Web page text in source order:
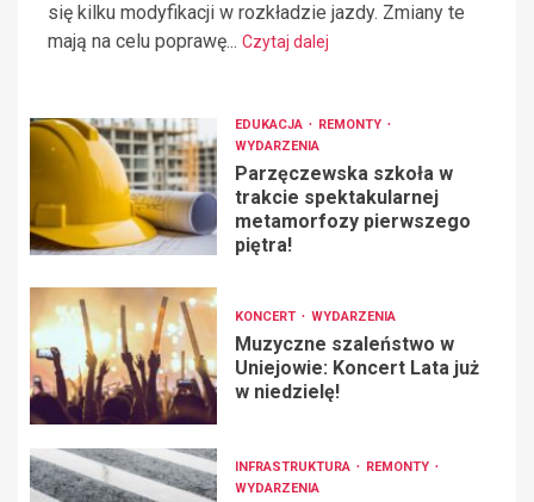
się kilku modyfikacji w rozkładzie jazdy. Zmiany te
mają na celu poprawę... Czytaj dalej
EDUKACJA
REMONTY
WYDARZENIA
Parzęczewska szkoła w
trakcie spektakularnej
metamorfozy pierwszego
piętra!
KONCERT WYDARZENIA
Muzyczne szaleństwo w
Uniejowie: Koncert Lata już
w niedzielę!
INFRASTRUKTURA
REMONTY
WYDARZENIA